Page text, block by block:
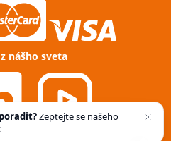
nášho sveta
Zeptejte se našeho